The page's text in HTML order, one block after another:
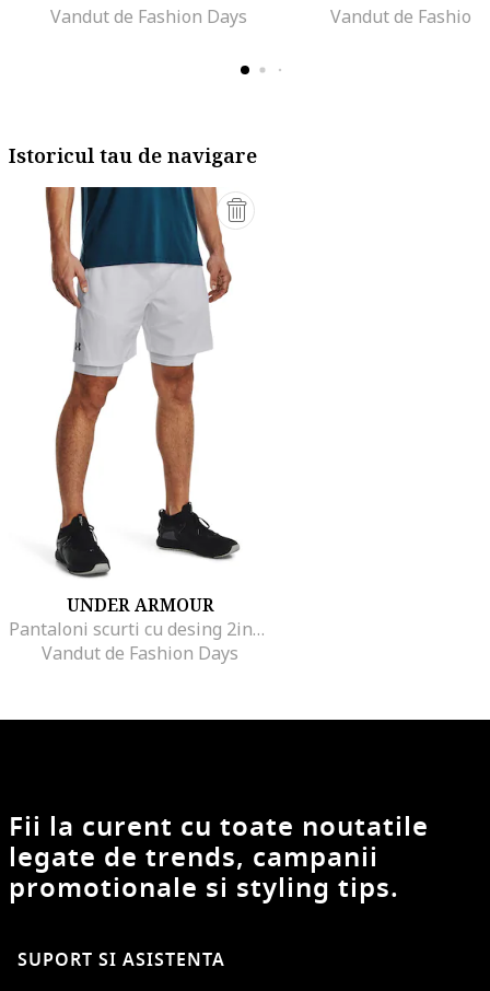
Vandut de Fashion Days
Vandut de Fashion
Istoricul tau de navigare
UNDER ARMOUR
Pantaloni scurti cu desing 2in1 pentru fitness, Alb
Vandut de Fashion Days
Fii la curent cu toate noutatile
legate de trends, campanii
promotionale si styling tips.
SUPORT SI ASISTENTA